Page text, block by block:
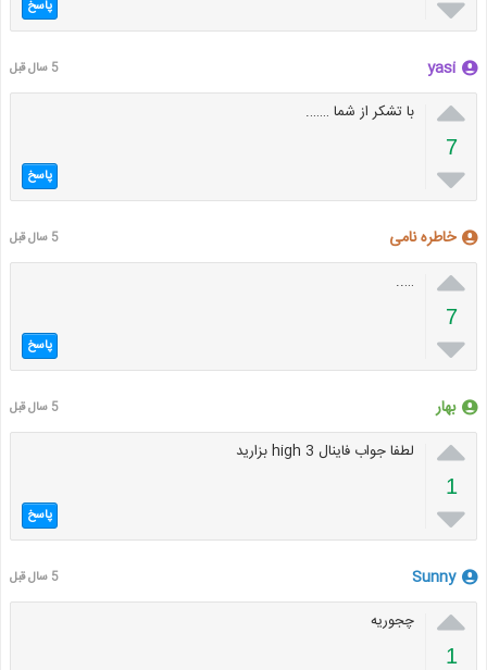
پاسخ
yasi 5 سال قبل

7

با تشکر از شما …….
پاسخ
خاطره نامی 5 سال قبل

7

…..
پاسخ
بهار 5 سال قبل

1

لطفا جواب فاینال high 3 بزارید
پاسخ
Sunny 5 سال قبل

1
چجوریه